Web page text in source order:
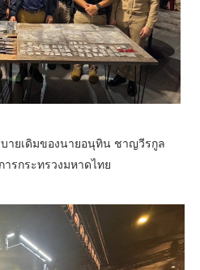
บายเดิมของนายอนุทิน ชาญวีรกูล
รกระทรวงมหาดไทย